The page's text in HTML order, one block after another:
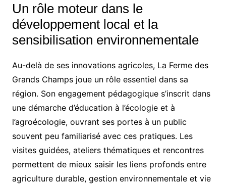
Un rôle moteur dans le
développement local et la
sensibilisation environnementale
Au-delà de ses innovations agricoles, La Ferme des
Grands Champs joue un rôle essentiel dans sa
région. Son engagement pédagogique s’inscrit dans
une démarche d’éducation à l’écologie et à
l’agroécologie, ouvrant ses portes à un public
souvent peu familiarisé avec ces pratiques. Les
visites guidées, ateliers thématiques et rencontres
permettent de mieux saisir les liens profonds entre
agriculture durable, gestion environnementale et vie